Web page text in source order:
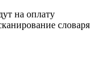
на оплату
словаря